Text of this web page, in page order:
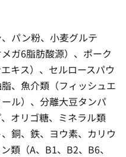
パン粉、小麦グルテ
ガ6脂肪酸源）、ポーク
キス）、セルロースパウ
、魚介類（フィッシュエ
ル）、分離大豆タンパ
オリゴ糖、ミネラル類
銅、鉄、ヨウ素、カリウ
類（A、B1、B2、B6、